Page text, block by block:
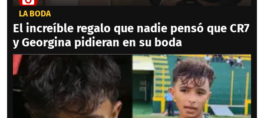
LA BODA
El increíble regalo que nadie pensó que CR7
y Georgina pidieran en su boda